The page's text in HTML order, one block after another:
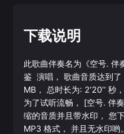
下载说明
此歌曲伴奏名为《空号. 伴
鉴 演唱， 歌曲音质达到了
MB， 总时长为: 2‘20’‘秒
为了试听流畅， [空号. 伴
缩的音质并且带水印， 您
MP3 格式， 并且无水印哟。